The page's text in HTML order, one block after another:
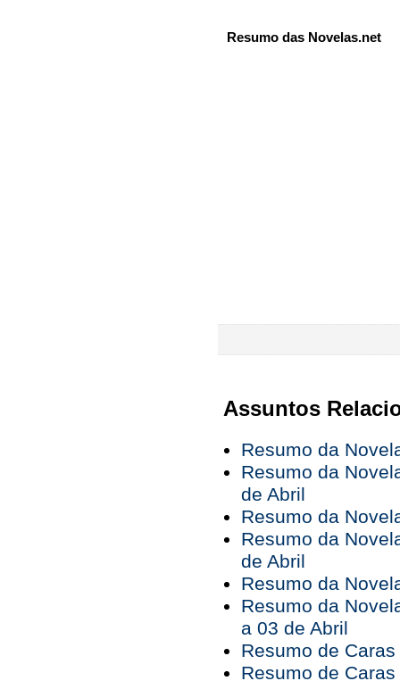
Resumo das Novelas.net
Assuntos
Resumo da
Resumo da
de Abril
Resumo da
Resumo da
de Abril
Resumo da
Resumo da
a 03 de Abril
Resumo de
Resumo de